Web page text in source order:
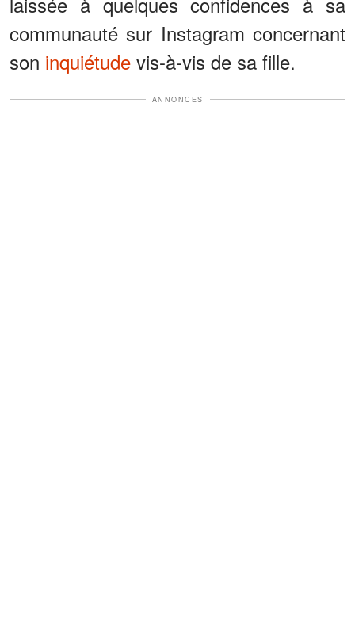
communauté sur Instagram concernant
son inquiétude vis-à-vis de sa fille.
ANNONCES